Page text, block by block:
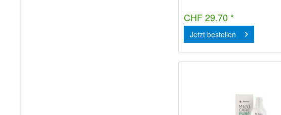
CHF 29.70 *
Jetzt bestellen